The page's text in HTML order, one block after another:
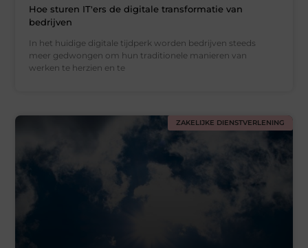
Hoe sturen IT'ers de digitale transformatie van
bedrijven
In het huidige digitale tijdperk worden bedrijven steeds
meer gedwongen om hun traditionele manieren van
werken te herzien en te
ZAKELIJKE DIENSTVERLENING